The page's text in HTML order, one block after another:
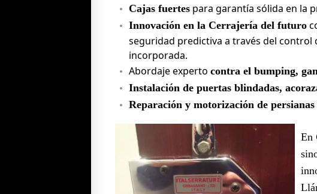
Cajas fuertes para garantía sólida en la
Innovación en la Cerrajería del futuro
seguridad predictiva a través del control
incorporada.
Abordaje experto contra el bumping,
Instalación de puertas blindadas,
Reparación y motorización de persianas
En